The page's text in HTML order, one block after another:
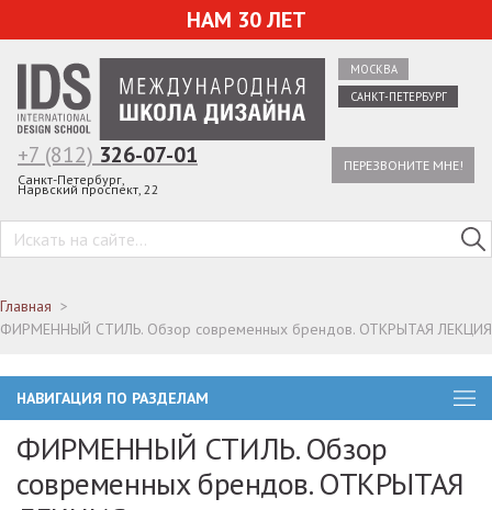
НАМ 30 ЛЕТ
МОСКВА
САНКТ-ПЕТЕРБУРГ
ПЕРЕЗВОНИТЕ МНЕ!
+7 (812) 326-07-01
Санкт-Петербург,
Нарвский проспект, 22
Главная
ФИРМЕННЫЙ СТИЛЬ. Обзор современных брендов. ОТКРЫТАЯ ЛЕКЦИЯ
НАВИГАЦИЯ ПО РАЗДЕЛАМ
ФИРМЕННЫЙ СТИЛЬ. Обзор
современных брендов. ОТКРЫТАЯ